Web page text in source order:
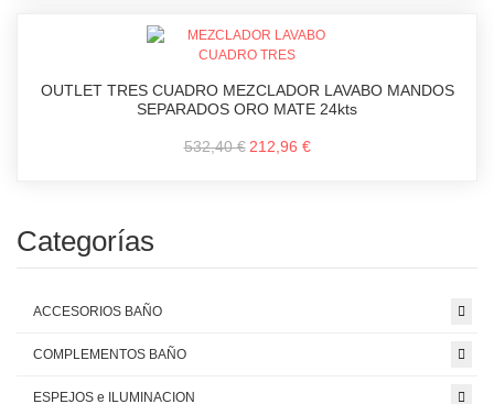
OUTLET TRES CUADRO MEZCLADOR LAVABO MANDOS
SEPARADOS ORO MATE 24kts
532,40 € 212,96 €
Categorías
ACCESORIOS BAÑO
COMPLEMENTOS BAÑO
ESPEJOS e ILUMINACION